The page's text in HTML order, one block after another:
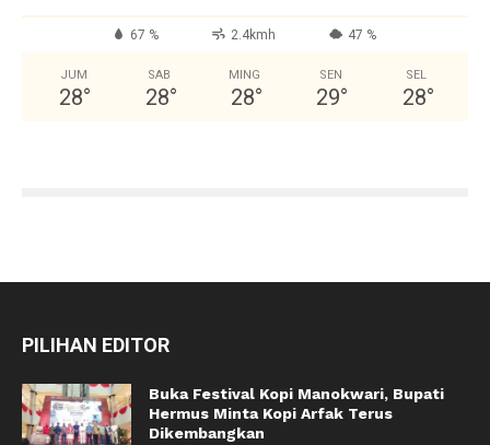
67 % 2.4kmh 47 %
JUM
28°
SAB
28°
MING
28°
SEN
29°
SEL
28°
PILIHAN EDITOR
Buka Festival Kopi Manokwari, Bupati
Hermus Minta Kopi Arfak Terus
Dikembangkan